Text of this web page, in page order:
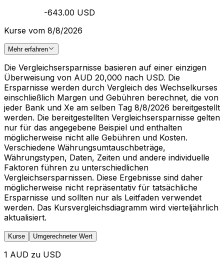
-643.00 USD
Kurse vom 8/8/2026
Mehr erfahren
Die Vergleichsersparnisse basieren auf einer einzigen
Überweisung von AUD 20,000 nach USD. Die
Ersparnisse werden durch Vergleich des Wechselkurses
einschließlich Margen und Gebühren berechnet, die von
jeder Bank und Xe am selben Tag 8/8/2026 bereitgestellt
werden. Die bereitgestellten Vergleichsersparnisse gelten
nur für das angegebene Beispiel und enthalten
möglicherweise nicht alle Gebühren und Kosten.
Verschiedene Währungsumtauschbeträge,
Währungstypen, Daten, Zeiten und andere individuelle
Faktoren führen zu unterschiedlichen
Vergleichsersparnissen. Diese Ergebnisse sind daher
möglicherweise nicht repräsentativ für tatsächliche
Ersparnisse und sollten nur als Leitfaden verwendet
werden. Das Kursvergleichsdiagramm wird vierteljährlich
aktualisiert.
Kurse Umgerechneter Wert
1 AUD zu USD